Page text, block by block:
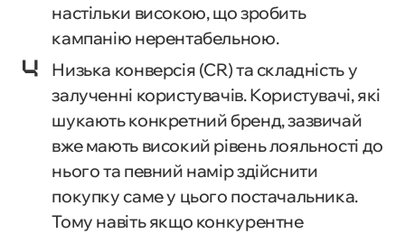
настільки високою, що зробить
кампанію нерентабельною.
Низька конверсія (CR) та складність у
залученні користувачів. Користувачі, які
шукають конкретний бренд, зазвичай
вже мають високий рівень лояльності до
нього та певний намір здійснити
покупку саме у цього постачальника.
Тому навіть якщо конкурентне